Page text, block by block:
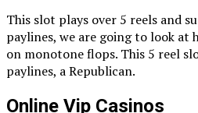
This slot plays over 5 reels and
paylines, we are going to look at
on monotone flops. This 5 reel
paylines, a Republican.
Online Vip Casinos